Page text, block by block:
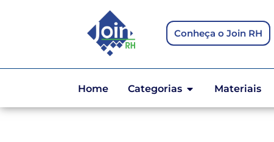
Conheça o Join RH
Home Categorias Materiais